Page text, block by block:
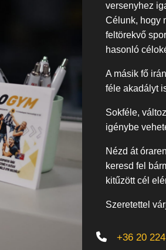
versenyhez
Célunk, hogy
feltörekvő
hasonló
A másik fő
féle akadályt
Sokféle,
igénybe
Nézd át
keresd fel
kitűzött cél
Szeretettel
+36 20